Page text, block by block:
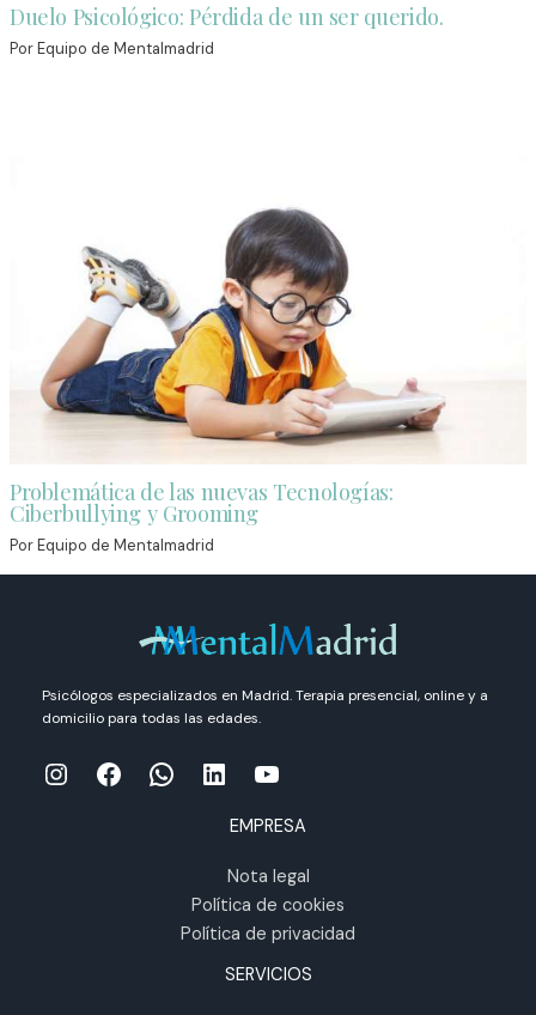
Duelo Psicológico: Pérdida de un ser querido.
PorEquipo de Mentalmadrid
Problemática de las nuevas Tecnologías:
Ciberbullying y Grooming
PorEquipo de Mentalmadrid
Psicólogos especializados en Madrid. Terapia presencial, online y a
domicilio para todas las edades.
Instagram
Facebook
WhatsApp
LinkedInYouTube
EMPRESA
Nota legal
Política de cookies
Política de privacidad
SERVICIOS